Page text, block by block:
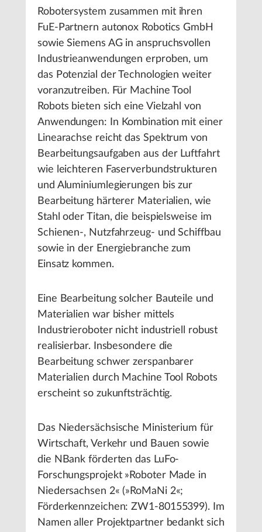
Robotersystem zusammen mit ihren
FuE-Partnern autonox Robotics GmbH
sowie Siemens AG in anspruchsvollen
Industrieanwendungen erproben, um
das Potenzial der Technologien weiter
voranzutreiben. Für Machine Tool
Robots bieten sich eine Vielzahl von
Anwendungen: In Kombination mit einer
Linearachse reicht das Spektrum von
Bearbeitungsaufgaben aus der Luftfahrt
wie leichteren Faserverbundstrukturen
und Aluminiumlegierungen bis zur
Bearbeitung härterer Materialien, wie
Stahl oder Titan, die beispielsweise im
Schienen-, Nutzfahrzeug- und Schiffbau
sowie in der Energiebranche zum
Einsatz kommen.
Eine Bearbeitung solcher Bauteile und
Materialien war bisher mittels
Industrieroboter nicht industriell robust
realisierbar. Insbesondere die
Bearbeitung schwer zerspanbarer
Materialien durch Machine Tool Robots
erscheint so zukunftsträchtig.
Das Niedersächsische Ministerium für
Wirtschaft, Verkehr und Bauen sowie
die NBank förderten das LuFo-
Forschungsprojekt »Roboter Made in
Niedersachsen 2« (»RoMaNi 2«;
Förderkennzeichen: ZW1-80155399). Im
Namen aller Projektpartner bedankt sich